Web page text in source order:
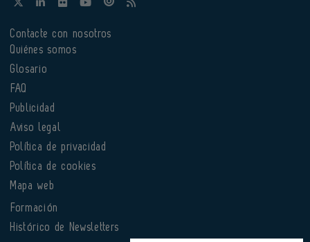
Contacte con nosotros
Quiénes somos
Glosario
FAQ
Publicidad
Aviso legal
Política de privacidad
Política de cookies
Mapa web
Formación
Histórico de Newsletters